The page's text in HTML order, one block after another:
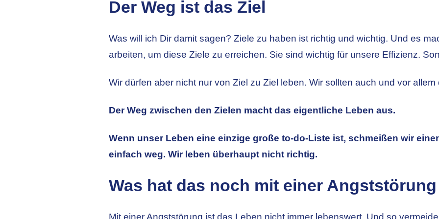
Der Weg ist das Ziel
Was will ich Dir damit sagen? Ziele zu haben ist richtig und wichtig. Und es
arbeiten, um diese Ziele zu erreichen. Sie sind wichtig für unsere Effizienz.
Wir dürfen aber nicht nur von Ziel zu Ziel leben. Wir sollten auch und vor
Der Weg zwischen den Zielen macht das eigentliche Leben aus.
Wenn unser Leben eine einzige große to-do-Liste ist, schmeißen wir
einfach weg. Wir leben überhaupt nicht richtig.
Was hat das noch mit einer
Mit einer Angststörung ist das Leben nicht immer lebenswert. Und so